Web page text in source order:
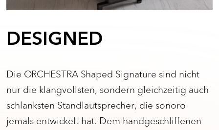
DESIGNED
Die ORCHESTRA Shaped Signature sind nicht
nur die klangvollsten, sondern gleichzeitig auch
schlanksten Standlautsprecher, die sonoro
jemals entwickelt hat. Dem handgeschliffenen